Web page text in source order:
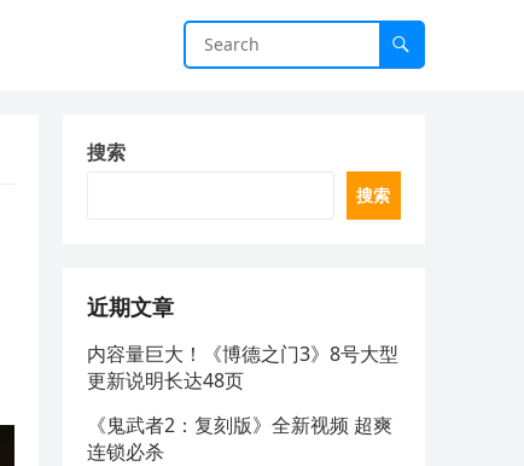
搜索
搜索
近期文章
内容量巨大！《博德之门3》8号大型
更新说明长达48页
《鬼武者2：复刻版》全新视频 超爽
连锁必杀